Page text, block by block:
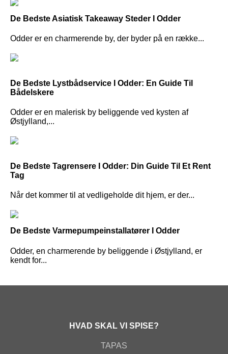
De Bedste Asiatisk Takeaway Steder I Odder
Odder er en charmerende by, der byder på en række...
De Bedste Lystbådservice I Odder: En Guide Til
Bådelskere
Odder er en malerisk by beliggende ved kysten af
Østjylland,...
De Bedste Tagrensere I Odder: Din Guide Til Et Rent
Tag
Når det kommer til at vedligeholde dit hjem, er der...
De Bedste Varmepumpeinstallatører I Odder
Odder, en charmerende by beliggende i Østjylland, er
kendt for...
HVAD SKAL VI SPISE?
TAPAS